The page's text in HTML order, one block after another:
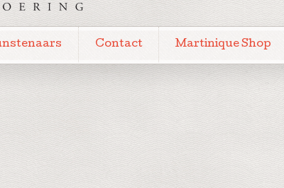
Contact Martinique Shop